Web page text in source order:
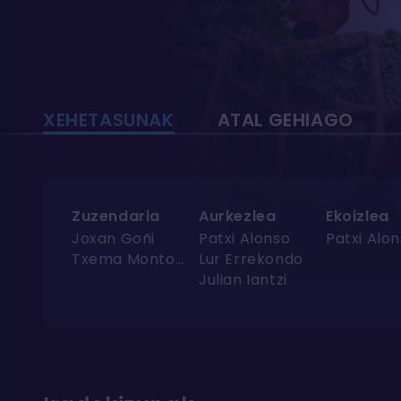
XEHETASUNAK ATAL GEHIAGO
Zuzendaria
Joxan Goñi
Txema Montoya
Aurkezlea
Patxi Alonso
Lur Errekondo
Julian Iantzi
Ekoizlea
Patxi